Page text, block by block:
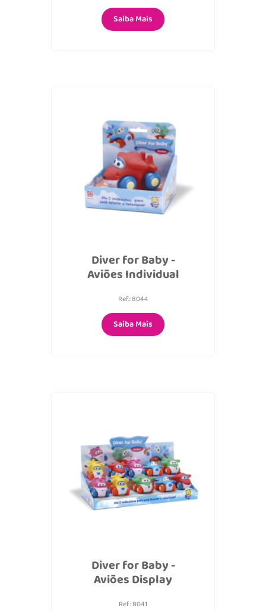
Saiba Mais
Diver for Baby -
Aviões Individual
Ref.: 8044
Saiba Mais
Diver for Baby -
Aviões Display
Ref.: 8041